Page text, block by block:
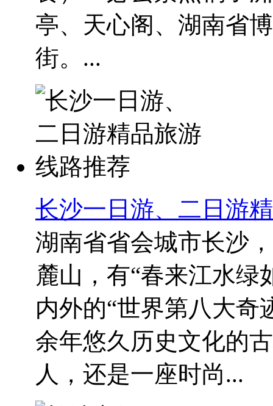
亭、天心阁、湖南省
街。...
长沙一日游、二日游
湖南省省会城市长沙
麓山，有“春来江水绿
内外的“世界第八大奇
余年悠久历史文化的
人，还是一座时尚...